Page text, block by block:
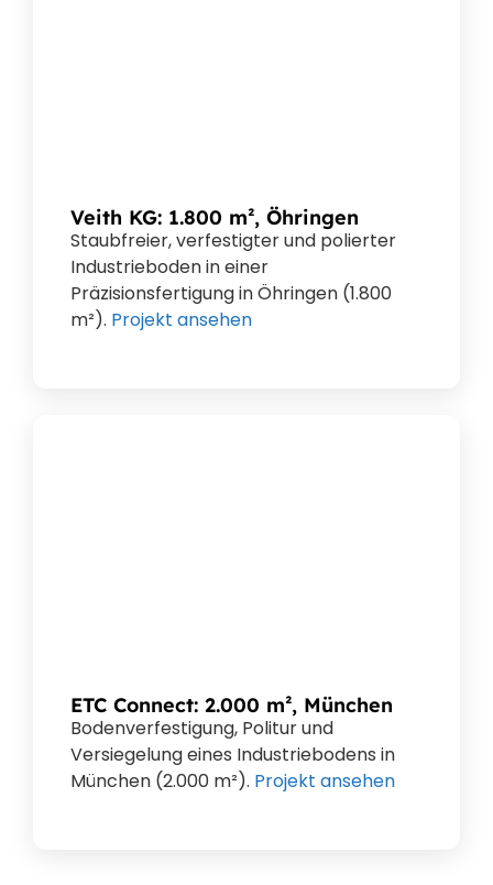
Veith KG: 1.800 m², Öhringen
Staubfreier, verfestigter und polierter
Industrieboden in einer
Präzisionsfertigung in Öhringen (1.800
m²). Projekt ansehen
ETC Connect: 2.000 m², München
Bodenverfestigung, Politur und
Versiegelung eines Industriebodens in
München (2.000 m²). Projekt ansehen